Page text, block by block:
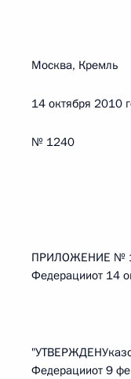
Москва, Кремль
14 октября 2010
№ 1240
ПРИЛОЖЕНИЕ №
Федерацииот 14
Федерацииот 9